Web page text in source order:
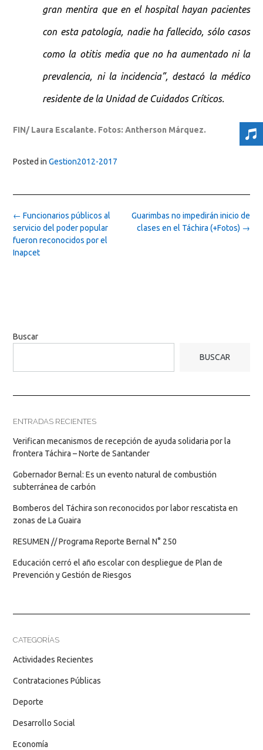
gran mentira que en el hospital hayan pacientes
con esta patología, nadie ha fallecido, sólo casos
como la otitis media que no ha aumentado ni la
prevalencia, ni la incidencia”, destacó la médico
residente de la Unidad de Cuidados Críticos.
FIN/ Laura Escalante. Fotos: Antherson Márquez.
Posted in Gestion2012-2017
Post
navigation
Guarimbas no impedirán inicio de
clases en el Táchira (+Fotos) →
← Funcionarios públicos al
servicio del poder popular
fueron reconocidos por el
Inapcet
Buscar
BUSCAR
ENTRADAS RECIENTES
Verifican mecanismos de recepción de ayuda solidaria por la
frontera Táchira – Norte de Santander
Gobernador Bernal: Es un evento natural de combustión
subterránea de carbón
Bomberos del Táchira son reconocidos por labor rescatista en
zonas de La Guaira
RESUMEN // Programa Reporte Bernal N° 250
Educación cerró el año escolar con despliegue de Plan de
Prevención y Gestión de Riesgos
CATEGORÍAS
Actividades Recientes
Contrataciones Públicas
Deporte
Desarrollo Social
Economía